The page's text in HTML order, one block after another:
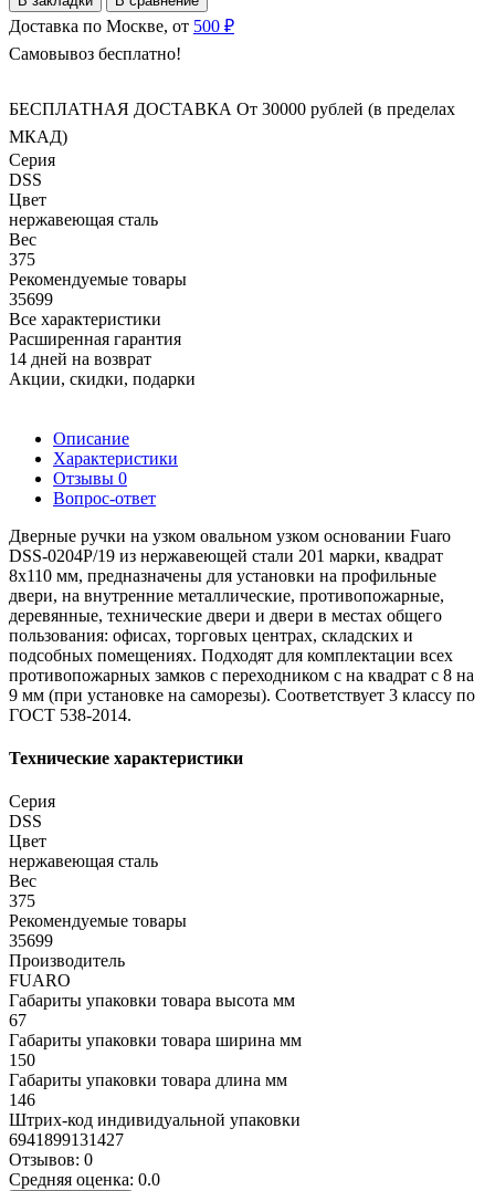
Доставка по Москве, от 500 ₽
Самовывоз бесплатно!
БЕСПЛАТНАЯ ДОСТАВКА От 30000 рублей (в пределах
МКАД)
Серия
DSS
Цвет
нержавеющая сталь
Вес
375
Рекомендуемые товары
35699
Все характеристики
Расширенная гарантия
14 дней на возврат
Акции, скидки, подарки
Описание
Характеристики
Отзывы 0
Вопрос-ответ
Дверные ручки на узком овальном узком основании Fuaro
DSS-0204P/19 из нержавеющей стали 201 марки, квадрат
8х110 мм, предназначены для установки на профильные
двери, на внутренние металлические, противопожарные,
деревянные, технические двери и двери в местах общего
пользования: офисах, торговых центрах, складских и
подсобных помещениях. Подходят для комплектации всех
противопожарных замков с переходником с на квадрат с 8 на
9 мм (при установке на саморезы). Соответствует 3 классу по
ГОСТ 538-2014.
Технические характеристики
Серия
DSS
Цвет
нержавеющая сталь
Вес
375
Рекомендуемые товары
35699
Производитель
FUARO
Габариты упаковки товара высота мм
67
Габариты упаковки товара ширина мм
150
Габариты упаковки товара длина мм
146
Штрих-код индивидуальной упаковки
6941899131427
Отзывов: 0
Средняя оценка: 0.0